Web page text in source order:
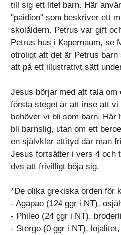
till sig ett litet barn. Här
"paidion" som beskriver ett
skolåldern. Petrus var gift
Petrus hus i Kapernaum, se
otroligt att det är Petrus
att på ett illustrativt sätt
Jesus börjar med att tala om
första steget är att inse att vi
behöver vi bli som barn. Här
bli barnslig, utan om ett
en självklar attityd där man
Jesus fortsätter i vers 4 och
dvs att frivilligt böja sig.
*De olika grekiska orden för
- Agapao (124 ggr i NT),
- Phileo (24 ggr i NT),
- Stergo (0 ggr i NT),